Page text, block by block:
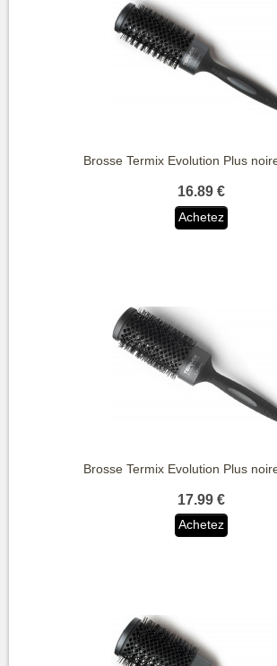
Brosse Termix Evolution Plus
16.89 €
Achetez
Brosse Termix Evolution Plus
17.99 €
Achetez